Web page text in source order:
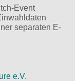
Event
separaten E-
e.V.